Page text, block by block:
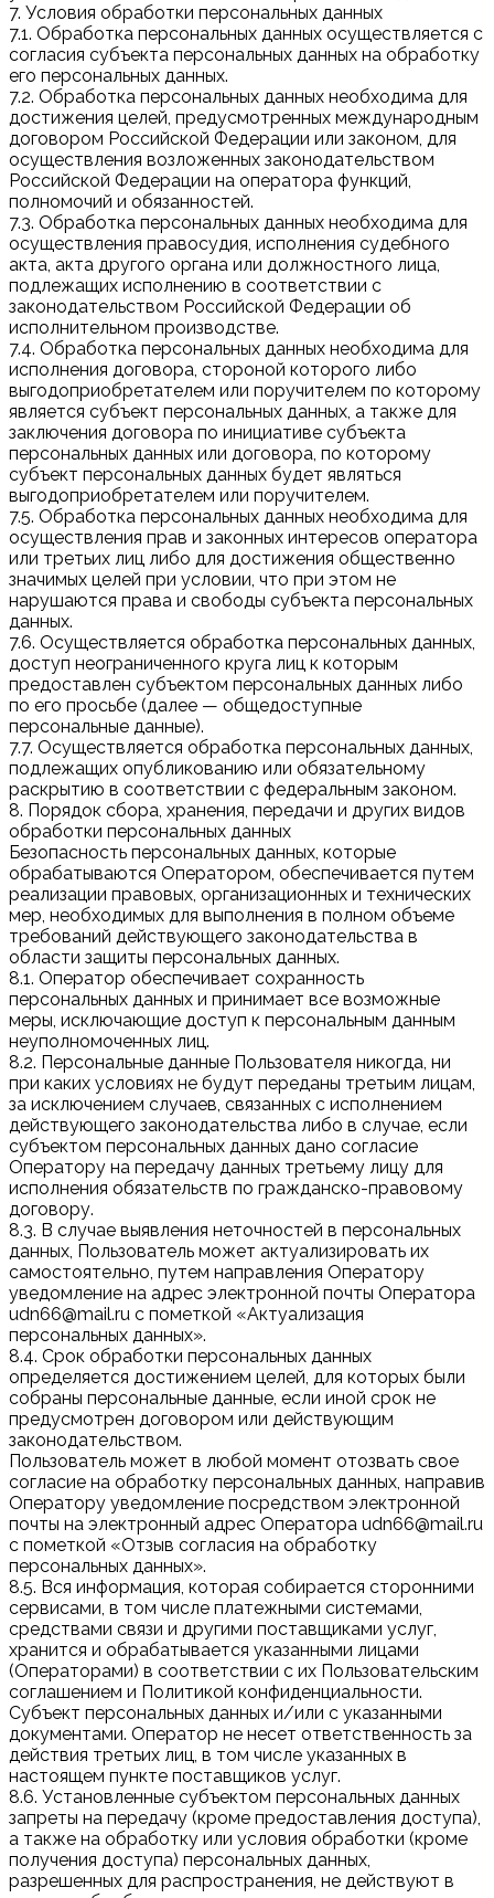
7. Условия обработки персональных данных
7.1. Обработка персональных данных осуществляется с
согласия субъекта персональных данных на обработку
его персональных данных.
7.2. Обработка персональных данных необходима для
достижения целей, предусмотренных международным
договором Российской Федерации или законом, для
осуществления возложенных законодательством
Российской Федерации на оператора функций,
полномочий и обязанностей.
7.3. Обработка персональных данных необходима для
осуществления правосудия, исполнения судебного
акта, акта другого органа или должностного лица,
подлежащих исполнению в соответствии с
законодательством Российской Федерации об
исполнительном производстве.
7.4. Обработка персональных данных необходима для
исполнения договора, стороной которого либо
выгодоприобретателем или поручителем по которому
является субъект персональных данных, а также для
заключения договора по инициативе субъекта
персональных данных или договора, по которому
субъект персональных данных будет являться
выгодоприобретателем или поручителем.
7.5. Обработка персональных данных необходима для
осуществления прав и законных интересов оператора
или третьих лиц либо для достижения общественно
значимых целей при условии, что при этом не
нарушаются права и свободы субъекта персональных
данных.
7.6. Осуществляется обработка персональных данных,
доступ неограниченного круга лиц к которым
предоставлен субъектом персональных данных либо
по его просьбе (далее — общедоступные
персональные данные).
7.7. Осуществляется обработка персональных данных,
подлежащих опубликованию или обязательному
раскрытию в соответствии с федеральным законом.
8. Порядок сбора, хранения, передачи и других видов
обработки персональных данных
Безопасность персональных данных, которые
обрабатываются Оператором, обеспечивается путем
реализации правовых, организационных и технических
мер, необходимых для выполнения в полном объеме
требований действующего законодательства в
области защиты персональных данных.
8.1. Оператор обеспечивает сохранность
персональных данных и принимает все возможные
меры, исключающие доступ к персональным данным
неуполномоченных лиц.
8.2. Персональные данные Пользователя никогда, ни
при каких условиях не будут переданы третьим лицам,
за исключением случаев, связанных с исполнением
действующего законодательства либо в случае, если
субъектом персональных данных дано согласие
Оператору на передачу данных третьему лицу для
исполнения обязательств по гражданско-правовому
договору.
8.3. В случае выявления неточностей в персональных
данных, Пользователь может актуализировать их
самостоятельно, путем направления Оператору
уведомление на адрес электронной почты Оператора
udn66@mail.ru с пометкой «Актуализация
персональных данных».
8.4. Срок обработки персональных данных
определяется достижением целей, для которых были
собраны персональные данные, если иной срок не
предусмотрен договором или действующим
законодательством.
Пользователь может в любой момент отозвать свое
согласие на обработку персональных данных, направив
Оператору уведомление посредством электронной
почты на электронный адрес Оператора udn66@mail.ru
с пометкой «Отзыв согласия на обработку
персональных данных».
8.5. Вся информация, которая собирается сторонними
сервисами, в том числе платежными системами,
средствами связи и другими поставщиками услуг,
хранится и обрабатывается указанными лицами
(Операторами) в соответствии с их Пользовательским
соглашением и Политикой конфиденциальности.
Субъект персональных данных и/или с указанными
документами. Оператор не несет ответственность за
действия третьих лиц, в том числе указанных в
настоящем пункте поставщиков услуг.
8.6. Установленные субъектом персональных данных
запреты на передачу (кроме предоставления доступа),
а также на обработку или условия обработки (кроме
получения доступа) персональных данных,
разрешенных для распространения, не действуют в